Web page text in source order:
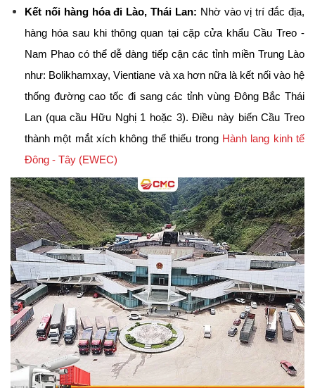
Kết nối hàng hóa đi Lào, Thái Lan: Nhờ vào vị trí đắc địa,
hàng hóa sau khi thông quan tại cặp cửa khẩu Cầu Treo -
Nam Phao có thể dễ dàng tiếp cận các tỉnh miền Trung Lào
như: Bolikhamxay, Vientiane và xa hơn nữa là kết nối vào hệ
thống đường cao tốc đi sang các tỉnh vùng Đông Bắc Thái
Lan (qua cầu Hữu Nghị 1 hoặc 3). Điều này biến Cầu Treo
thành một mắt xích không thể thiếu trong Hành lang kinh tế
Đông - Tây (EWEC)